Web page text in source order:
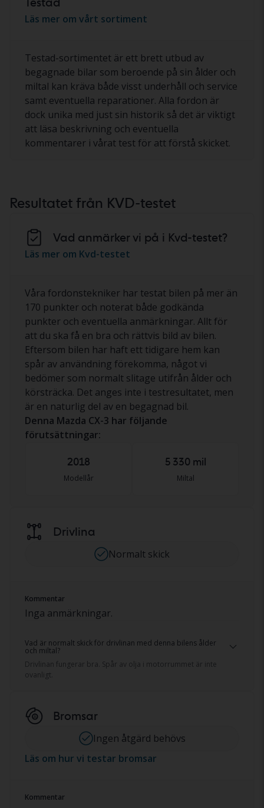
Läs mer om vårt sortiment
Testad-sortimentet är ett brett utbud av
begagnade bilar som beroende på sin ålder och
miltal kan kräva både visst underhåll och service
samt eventuella reparationer. Alla fordon är
dock unika med just sin historik så det är viktigt
att läsa beskrivning och eventuella
kommentarer i vårat test för att förstå skicket.
Resultatet från KVD-testet
Vad anmärker vi på i Kvd-testet?
Läs mer om Kvd-testet
Våra fordonstekniker har testat bilen på mer än
170 punkter och noterat både godkända
punkter och eventuella anmärkningar. Allt för
att du ska få en bra och rättvis bild av bilen.
Eftersom bilen har haft ett tidigare hem kan
spår av användning förekomma, något vi
bedömer som normalt slitage utifrån ålder och
körsträcka. Det anges inte i testresultatet, men
är en naturlig del av en begagnad bil.
Denna Mazda CX-3 har följande
förutsättningar:
2018
Modellår
5 330 mil
Miltal
Drivlina
Normalt skick
Kommentar
Inga anmärkningar.
Vad är normalt skick för drivlinan med denna bilens ålder
och miltal?
Drivlinan fungerar bra. Spår av olja i motorrummet är inte
ovanligt.
Bromsar
Ingen åtgärd behövs
Läs om hur vi testar bromsar
Kommentar